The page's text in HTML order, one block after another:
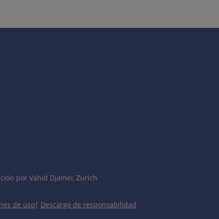
de Paget extramamaria).
por especialistas adecuados al tipo de neoplasia.
por Vahid Djamei, Zurich
de uso| Descargo de responsabilidad